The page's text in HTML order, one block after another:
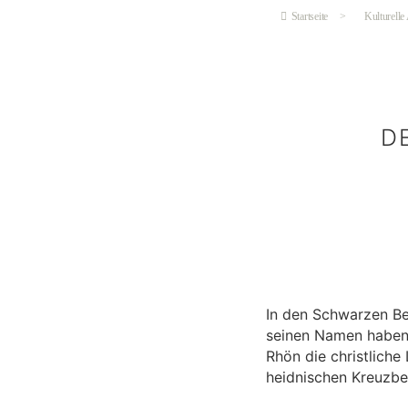
Startseite > Kulturelle
In den Schwarzen
seinen Namen
Rhön die
heidnischen